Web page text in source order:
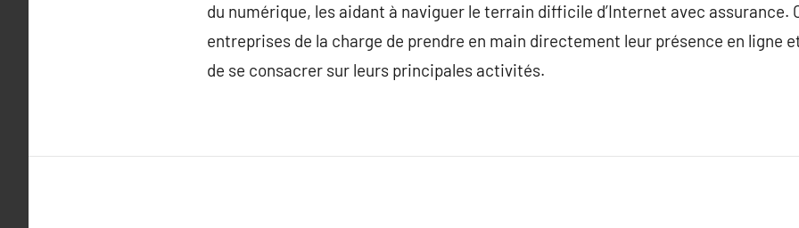
du numérique, les aidant à naviguer le terrain difficile d’Internet avec assurance.
entreprises de la charge de prendre en main directement leur présence en ligne
de se consacrer sur leurs principales activités.